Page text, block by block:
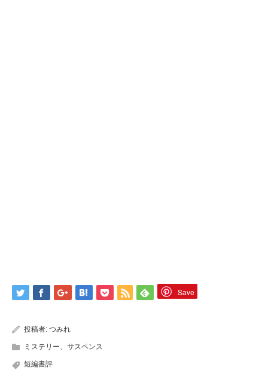
Save
投稿者: つみれ
ミステリー、サスペンス
短編書評